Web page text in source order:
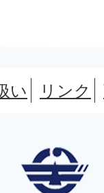
い リンク